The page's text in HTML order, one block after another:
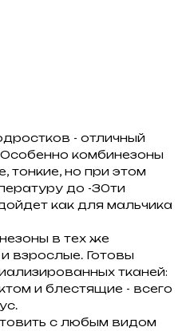
- отличный
комбинезоны
тонкие, но при этом
до -30ти
как для мальчика
в тех же
взрослые. Готовы
тканей:
и блестящие - всего
с любым видом